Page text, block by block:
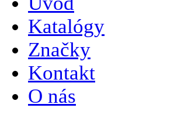
Katalógy
Značky
Kontakt
O nás